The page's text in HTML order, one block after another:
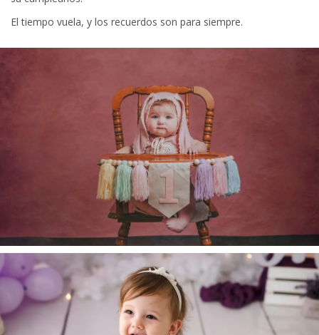
El tiempo vuela, y los recuerdos son para siempre.